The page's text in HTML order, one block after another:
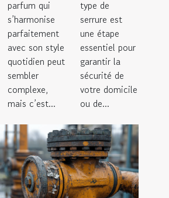
complète
votre
style ?
parfum qui
s’harmonise
parfaitement
avec son style
quotidien peut
sembler
complexe,
mais c’est...
votre
sécurité ?
type de
serrure est
une étape
essentiel pour
garantir la
sécurité de
votre domicile
ou de...